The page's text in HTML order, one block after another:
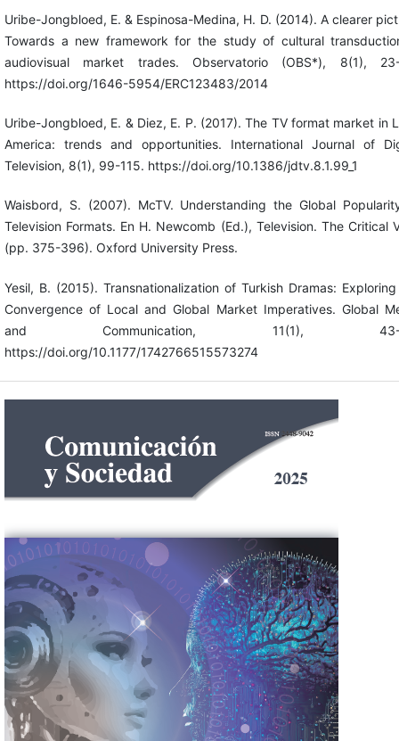
Uribe-Jongbloed, E. & Espinosa-Medina, H. D. (2014). A clearer
Towards a new framework for the study of cultural
audiovisual market trades. Observatorio (OBS*), 8(1),
https://doi.org/1646-5954/ERC123483/2014
Uribe-Jongbloed, E. & Diez, E. P. (2017). The TV format market in
America: trends and opportunities. International Journal of
Television, 8(1), 99-115. https://doi.org/10.1386/jdtv.8.1.99_1
Waisbord, S. (2007). McTV. Understanding the Global
Television Formats. En H. Newcomb (Ed.), Television. The Critical
(pp. 375-396). Oxford University Press.
Yesil, B. (2015). Transnationalization of Turkish Dramas:
Convergence of Local and Global Market Imperatives. Global
and Communication, 11(1), 43-
https://doi.org/10.1177/1742766515573274